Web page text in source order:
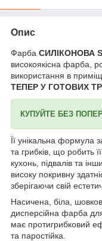
Опис
Фарба СИЛІКОНОВА
високоякісна фарба,
використання в
ТЕПЕР У ГОТОВИХ
КУПУЙТЕ БЕЗ
Її унікальна формула
та грибків, що робить
кухонь, підвалів та
високу покривну
зберігаючи свій
Насичена, біла,
дисперсійна фарба
має протигрибковий
та паростійка.